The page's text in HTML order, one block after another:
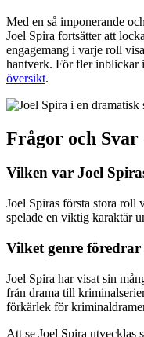
Med en så imponerande
Joel Spira fortsätter att
engagemang i varje roll
hantverk. För fler inblickar
översikt.
Frågor och Svar
Vilken var Joel
Joel Spiras första stora roll
spelade en viktig karaktär
Vilket genre
Joel Spira har visat sin
från drama till
förkärlek för
Att se Joel Spira utvecklas